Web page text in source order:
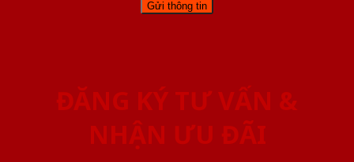
ĐĂNG KÝ TƯ VẤN &
NHẬN ƯU ĐÃI